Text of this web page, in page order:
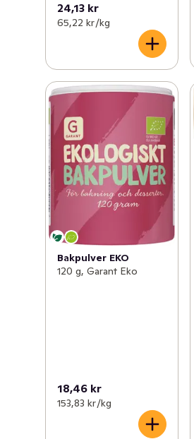
24,13 kr
65,22 kr /kg
Bakpulver EKO
120 g, Garant Eko
18,46 kr
153,83 kr /kg